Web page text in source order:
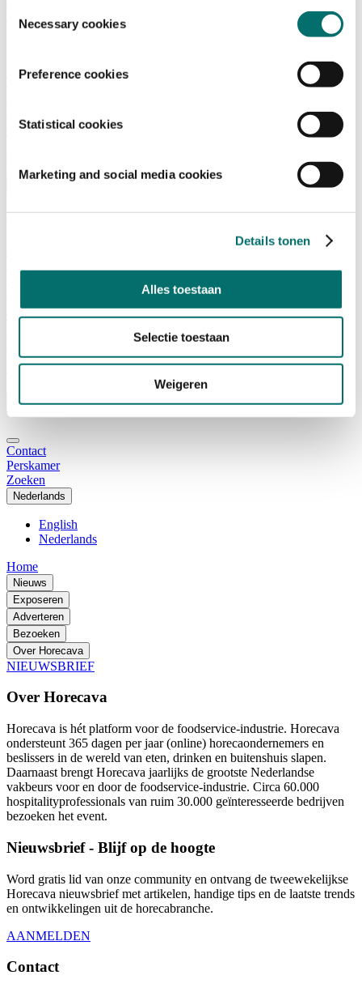
Necessary cookies
Preference cookies
Statistical cookies
Marketing and social media cookies
Details tonen
Alles toestaan
Selectie toestaan
Weigeren
Programma
Tickets
Veelgestelde Vragen
TICKETS HORECAVA
Over Horecava
Vacatures
Ticket kopen voor Horecava
TICKETS HORECAVA
NIEUWSBRIEF
Contact
Perskamer
Zoeken
Nederlands
English
Nederlands
Home
Nieuws
Exposeren
Adverteren
Bezoeken
Over Horecava
NIEUWSBRIEF
Over Horecava
Horecava is hét platform voor de foodservice-industrie. Horecava
ondersteunt 365 dagen per jaar (online) horecaondernemers en
beslissers in de wereld van eten, drinken en buitenshuis slapen.
Daarnaast brengt Horecava jaarlijks de grootste Nederlandse
vakbeurs voor en door de foodservice-industrie. Circa 60.000
hospitalityprofessionals van ruim 30.000 geïnteresseerde bedrijven
bezoeken het event.
Nieuwsbrief - Blijf op de hoogte
Word gratis lid van onze community en ontvang de tweewekelijkse
Horecava nieuwsbrief met artikelen, handige tips en de laatste trends
en ontwikkelingen uit de horecabranche.
AANMELDEN
Contact